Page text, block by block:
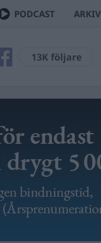
PODCAST ARKIV
13K följare